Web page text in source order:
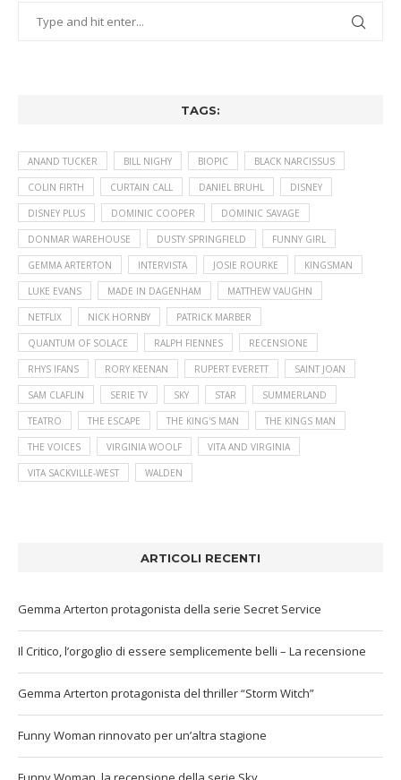
TAGS:
ANAND TUCKER BILL NIGHY BIOPIC BLACK NARCISSUS
COLIN FIRTH CURTAIN CALL DANIEL BRUHL DISNEY
DISNEY PLUS DOMINIC COOPER DOMINIC SAVAGE
DONMAR WAREHOUSE DUSTY SPRINGFIELD FUNNY GIRL
GEMMA ARTERTON INTERVISTA JOSIE ROURKE KINGSMAN
LUKE EVANS MADE IN DAGENHAM MATTHEW VAUGHN
NETFLIX NICK HORNBY PATRICK MARBER
QUANTUM OF SOLACE RALPH FIENNES RECENSIONE
RHYS IFANS RORY KEENAN RUPERT EVERETT SAINT JOAN
SAM CLAFLIN SERIE TV SKY STAR SUMMERLAND
TEATRO THE ESCAPE THE KING'S MAN THE KINGS MAN
THE VOICES VIRGINIA WOOLF VITA AND VIRGINIA
VITA SACKVILLE-WEST WALDEN
ARTICOLI RECENTI
Gemma Arterton protagonista della serie Secret Service
Il Critico, l’orgoglio di essere semplicemente belli – La recensione
Gemma Arterton protagonista del thriller “Storm Witch”
Funny Woman rinnovato per un’altra stagione